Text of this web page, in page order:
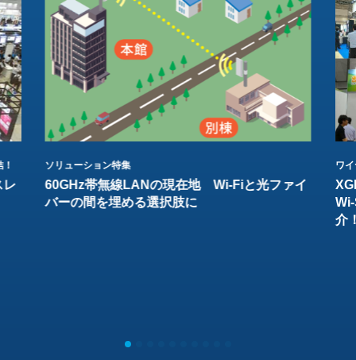
レ
ソリューション特集
60GHz帯無線LANの現在地 Wi-Fiと光ファイ
バーの間を埋める選択肢に
ワ
介